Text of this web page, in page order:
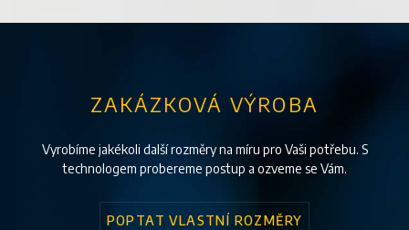
ZAKÁZKOVÁ VÝROBA
Vyrobíme jakékoli další rozměry na míru pro Vaši potřebu. S
technologem probereme postup a ozveme se Vám.
POPTAT VLASTNÍ ROZMĚRY